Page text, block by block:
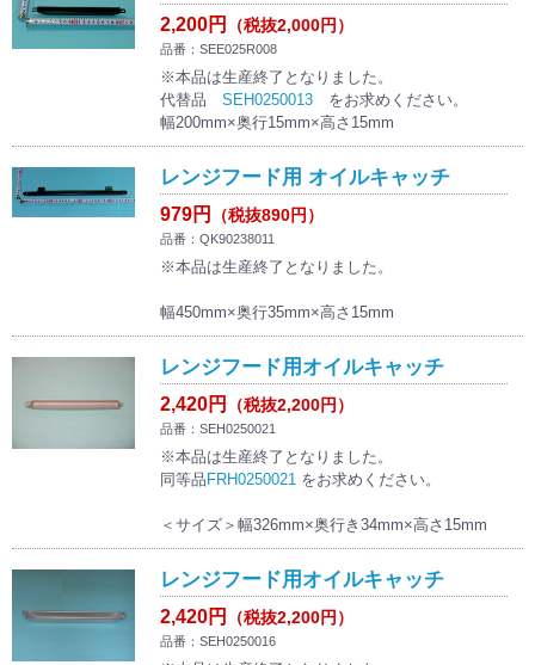
2,200円 （税抜2,000円）
品番：SEE025R008
※本品は生産終了となりました。
代替品 SEH0250013をお求めください。
幅200mm×奥行15mm×高さ15mm
レンジフード用 オイルキャッチ
979円 （税抜890円）
品番：QK90238011
※本品は生産終了となりました。
幅450mm×奥行35mm×高さ15mm
レンジフード用オイルキャッチ
2,420円 （税抜2,200円）
品番：SEH0250021
※本品は生産終了となりました。
同等品 FRH0250021をお求めください。
＜サイズ＞幅326mm×奥行き34mm×高さ15mm
レンジフード用オイルキャッチ
2,420円 （税抜2,200円）
品番：SEH0250016